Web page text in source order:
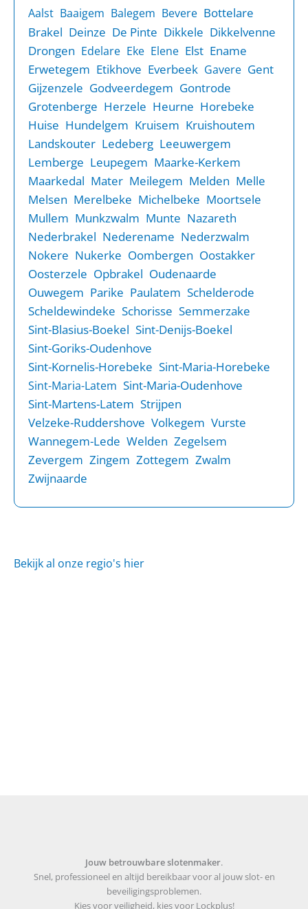
Aalst Baaigem Balegem Bevere Bottelare
Brakel Deinze De Pinte Dikkele Dikkelvenne
Drongen Edelare Eke Elene Elst Ename
Erwetegem Etikhove Everbeek Gavere Gent
Gijzenzele Godveerdegem Gontrode
Grotenberge Herzele Heurne Horebeke
Huise Hundelgem Kruisem Kruishoutem
Landskouter Ledeberg Leeuwergem
Lemberge Leupegem Maarke-Kerkem
Maarkedal Mater Meilegem Melden Melle
Melsen Merelbeke Michelbeke Moortsele
Mullem Munkzwalm Munte Nazareth
Nederbrakel Nederename Nederzwalm
Nokere Nukerke Oombergen Oostakker
Oosterzele Opbrakel Oudenaarde
Ouwegem Parike Paulatem Schelderode
Scheldewindeke Schorisse Semmerzake
Sint-Blasius-Boekel Sint-Denijs-Boekel
Sint-Goriks-Oudenhove
Sint-Kornelis-Horebeke Sint-Maria-Horebeke
Sint-Maria-Latem Sint-Maria-Oudenhove
Sint-Martens-Latem Strijpen
Velzeke-Ruddershove Volkegem Vurste
Wannegem-Lede Welden Zegelsem
Zevergem Zingem Zottegem Zwalm
Zwijnaarde
Bekijk al onze regio's hier
Jouw betrouwbare slotenmaker.
Snel, professioneel en altijd bereikbaar voor al jouw slot- en
beveiligingsproblemen.
Kies voor veiligheid, kies voor Lockplus!